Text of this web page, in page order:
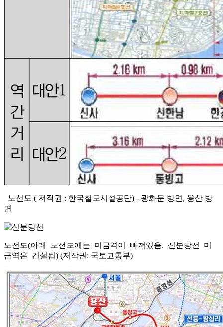
노선도 ( 저작권 : 한국철도시설공단) - 광화문 방면, 용산 방
면
노선도(아래 노선도에는 미금역이 빠져있음. 신분당선 미
금역은 건설됨) (저작권: 국토교통부)